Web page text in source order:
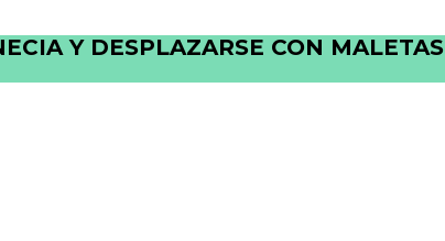
Y DESPLAZARSE CON MALETAS